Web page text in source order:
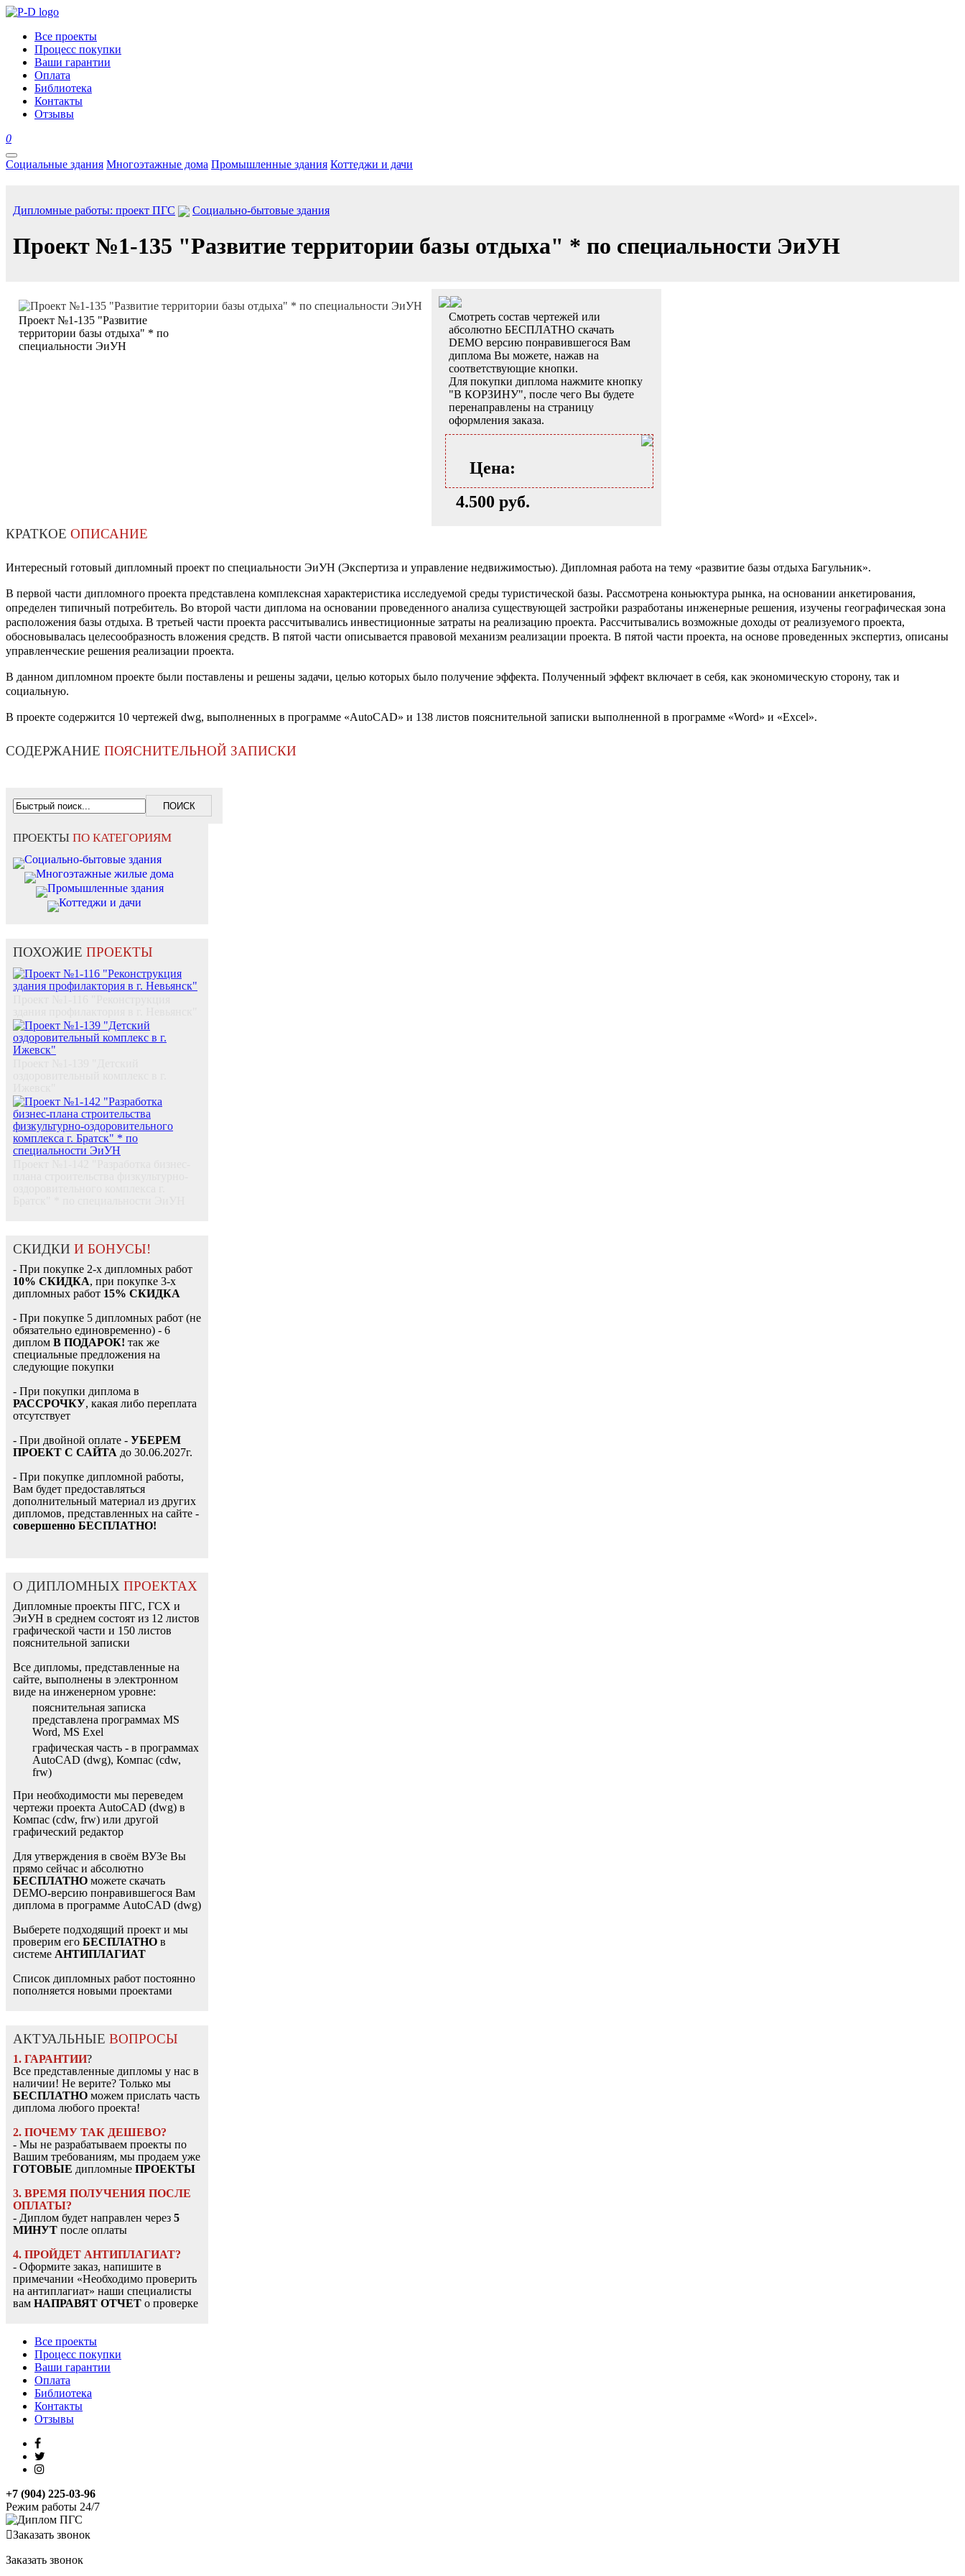
Все проекты
Процесс покупки
Ваши гарантии
Оплата
Библиотека
Контакты
Отзывы
0
Социальные здания Многоэтажные дома Промышленные здания Коттеджи и дачи
Дипломные работы: проект ПГС Социально-бытовые здания
Проект №1-135 "Развитие территории базы отдыха" * по специальности ЭиУН
Проект №1-135 "Развитие
территории базы отдыха" * по
специальности ЭиУН
Смотреть состав чертежей или
абсолютно БЕСПЛАТНО скачать
DEMO версию понравившегося Вам
диплома Вы можете, нажав на
соответствующие кнопки.
Для покупки диплома нажмите кнопку
"В КОРЗИНУ", после чего Вы будете
перенаправлены на страницу
оформления заказа.
Цена:
4.500 руб.
КРАТКОЕ ОПИСАНИЕ
Интересный готовый дипломный проект по специальности ЭиУН (Экспертиза и управление недвижимостью). Дипломная работа на тему «развитие базы отдыха Багульник».
В первой части дипломного проекта представлена комплексная характеристика исследуемой среды туристической базы. Рассмотрена коньюктура рынка, на основании анкетирования,
определен типичный потребитель. Во второй части диплома на основании проведенного анализа существующей застройки разработаны инженерные решения, изучены географическая зона
расположения базы отдыха. В третьей части проекта рассчитывались инвестиционные затраты на реализацию проекта. Рассчитывались возможные доходы от реализуемого проекта,
обосновывалась целесообразность вложения средств. В пятой части описывается правовой механизм реализации проекта. В пятой части проекта, на основе проведенных экспертиз, описаны
управленческие решения реализации проекта.
В данном дипломном проекте были поставлены и решены задачи, целью которых было получение эффекта. Полученный эффект включает в себя, как экономическую сторону, так и
социальную.
В проекте содержится 10 чертежей dwg, выполненных в программе «AutoCAD» и 138 листов пояснительной записки выполненной в программе «Word» и «Excel».
СОДЕРЖАНИЕ ПОЯСНИТЕЛЬНОЙ ЗАПИСКИ
ПРОЕКТЫ ПО КАТЕГОРИЯМ
Социально-бытовые здания
Многоэтажные жилые дома
Промышленные здания
Коттеджи и дачи
ПОХОЖИЕ ПРОЕКТЫ
СКИДКИ И БОНУСЫ!
- При покупке 2-х дипломных работ
10% СКИДКА, при покупке 3-х
дипломных работ 15% СКИДКА
- При покупке 5 дипломных работ (не
обязательно единовременно) - 6
диплом В ПОДАРОК! так же
специальные предложения на
следующие покупки
- При покупки диплома в
РАССРОЧКУ, какая либо переплата
отсутствует
- При двойной оплате - УБЕРЕМ
ПРОЕКТ С САЙТА до 30.06.2027г.
- При покупке дипломной работы,
Вам будет предоставляться
дополнительный материал из других
дипломов, представленных на сайте -
совершенно БЕСПЛАТНО!
О ДИПЛОМНЫХ ПРОЕКТАХ
Дипломные проекты ПГС, ГСХ и
ЭиУН в среднем состоят из 12 листов
графической части и 150 листов
пояснительной записки
Все дипломы, представленные на
сайте, выполнены в электронном
виде на инженерном уровне:
пояснительная записка
представлена программах MS
Word, MS Exel
графическая часть - в программах
AutoCAD (dwg), Компас (cdw,
frw)
При необходимости мы переведем
чертежи проекта AutoCAD (dwg) в
Компас (cdw, frw) или другой
графический редактор
Для утверждения в своём ВУЗе Вы
прямо сейчас и абсолютно
БЕСПЛАТНО можете скачать
DEMO-версию понравившегося Вам
диплома в программе AutoCAD (dwg)
Выберете подходящий проект и мы
проверим его БЕСПЛАТНО в
системе АНТИПЛАГИАТ
Список дипломных работ постоянно
пополняется новыми проектами
АКТУАЛЬНЫЕ ВОПРОСЫ
1. ГАРАНТИИ?
Все представленные дипломы у нас в
наличии! Не верите? Только мы
БЕСПЛАТНО можем прислать часть
диплома любого проекта!
2. ПОЧЕМУ ТАК ДЕШЕВО?
- Мы не разрабатываем проекты по
Вашим требованиям, мы продаем уже
ГОТОВЫЕ дипломные ПРОЕКТЫ
3. ВРЕМЯ ПОЛУЧЕНИЯ ПОСЛЕ
ОПЛАТЫ?
- Диплом будет направлен через 5
МИНУТ после оплаты
4. ПРОЙДЕТ АНТИПЛАГИАТ?
- Оформите заказ, напишите в
примечании «Необходимо проверить
на антиплагиат» наши специалисты
вам НАПРАВЯТ ОТЧЕТ о проверке
Все проекты
Процесс покупки
Ваши гарантии
Оплата
Библиотека
Контакты
Отзывы
+7 (904) 225-03-96
Режим работы 24/7
Заказать звонок
Заказать звонок